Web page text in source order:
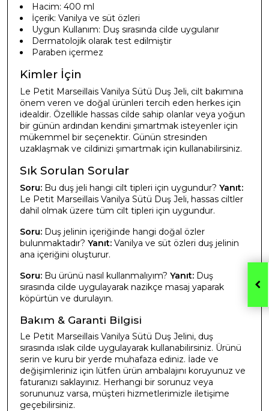
Hacim: 400 ml
İçerik: Vanilya ve süt özleri
Uygun Kullanım: Duş sırasında cilde uygulanır
Dermatolojik olarak test edilmiştir
Paraben içermez
Kimler İçin
Le Petit Marseillais Vanilya Sütü Duş Jeli, cilt bakımına
önem veren ve doğal ürünleri tercih eden herkes için
idealdir. Özellikle hassas cilde sahip olanlar veya yoğun
bir günün ardından kendini şımartmak isteyenler için
mükemmel bir seçenektir. Günün stresinden
uzaklaşmak ve cildinizi şımartmak için kullanabilirsiniz.
Sık Sorulan Sorular
Soru: Bu duş jeli hangi cilt tipleri için uygundur? Yanıt:
Le Petit Marseillais Vanilya Sütü Duş Jeli, hassas ciltler
dahil olmak üzere tüm cilt tipleri için uygundur.
Soru: Duş jelinin içeriğinde hangi doğal özler
bulunmaktadır? Yanıt: Vanilya ve süt özleri duş jelinin
ana içeriğini oluşturur.
Soru: Bu ürünü nasıl kullanmalıyım? Yanıt: Duş
sırasında cilde uygulayarak nazikçe masaj yaparak
köpürtün ve durulayın.
Bakım & Garanti Bilgisi
Le Petit Marseillais Vanilya Sütü Duş Jelini, duş
sırasında ıslak cilde uygulayarak kullanabilirsiniz. Ürünü
serin ve kuru bir yerde muhafaza ediniz. İade ve
değişimleriniz için lütfen ürün ambalajını koruyunuz ve
faturanızı saklayınız. Herhangi bir sorunuz veya
sorununuz varsa, müşteri hizmetlerimizle iletişime
geçebilirsiniz.